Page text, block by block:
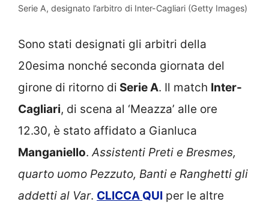
Serie A, designato l’arbitro di Inter-Cagliari (Getty Images)
Sono stati designati gli arbitri della
20esima nonché seconda giornata del
girone di ritorno di Serie A. Il match Inter-
Cagliari, di scena al ‘Meazza’ alle ore
12.30, è stato affidato a Gianluca
Manganiello.Assistenti Preti e Bresmes,
quarto uomo Pezzuto, Banti e Ranghetti gli
addetti al Var. CLICCA QUI per le altre